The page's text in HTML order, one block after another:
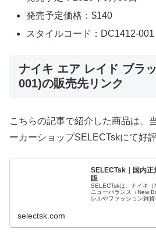
発売予定価格：$140
スタイルコード：DC1412-001
ナイキ エア レイド ブラ
001)の販売先リンク
こちらの記事で紹介した商品は、
ーカーショップSELECTskにて好
SELECTsk｜国内正
販
SELECTskは、ナイキ（
ニューバランス（New
レルやファッション雑
selectsk.com